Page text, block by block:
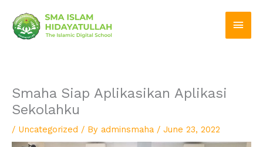
content
Main
Smaha Siap Aplikasikan Aplikasi
Sekolahku
/ Uncategorized / By adminsmaha / June 23, 2022